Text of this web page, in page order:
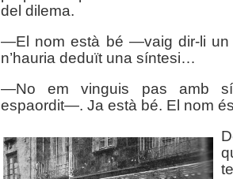
del dilema.
—El nom està bé —vaig dir-li
n’hauria deduït una síntesi…
—No em vinguis pas amb
espaordit—. Ja està bé. El nom